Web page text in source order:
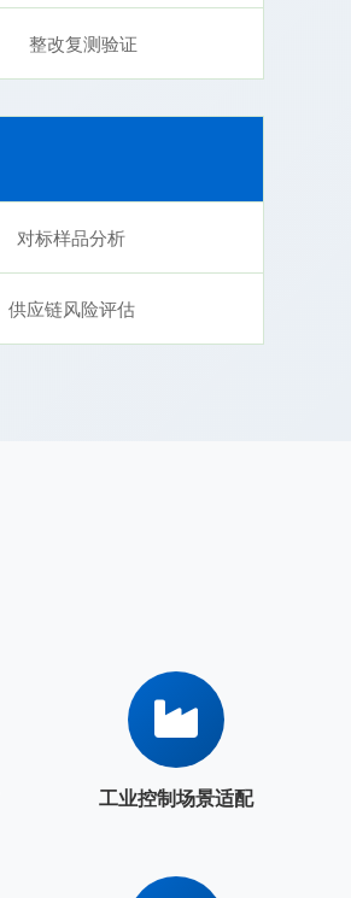
整改复测验证
对标样品分析
供应链风险评估
工业控制场景适配